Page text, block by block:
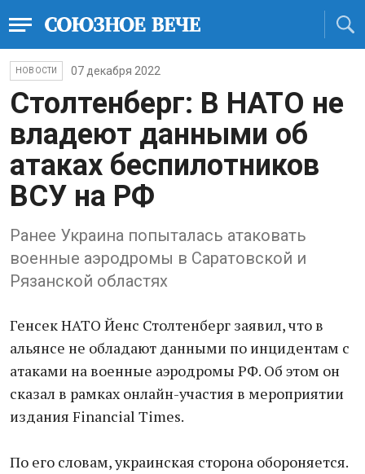
НОВОСТИ 07 декабря 2022
Столтенберг: В НАТО не
владеют данными об
атаках беспилотников
ВСУ на РФ
Ранее Украина попыталась атаковать
военные аэродромы в Саратовской и
Рязанской областях
Генсек НАТО Йенс Столтенберг заявил, что в
альянсе не обладают данными по инцидентам с
атаками на военные аэродромы РФ. Об этом он
сказал в рамках онлайн-участия в мероприятии
издания Financial Times.
По его словам, украинская сторона обороняется.